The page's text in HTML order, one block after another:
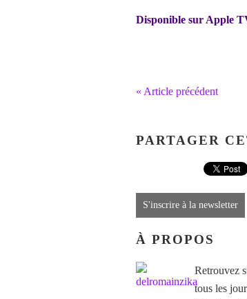
Disponible sur Apple
« Article précédent
PARTAGER
S'inscrire à la newsletter
À PROPOS
Retrouvez
tous les